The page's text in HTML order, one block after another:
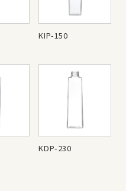
KIP-150
KDP-230